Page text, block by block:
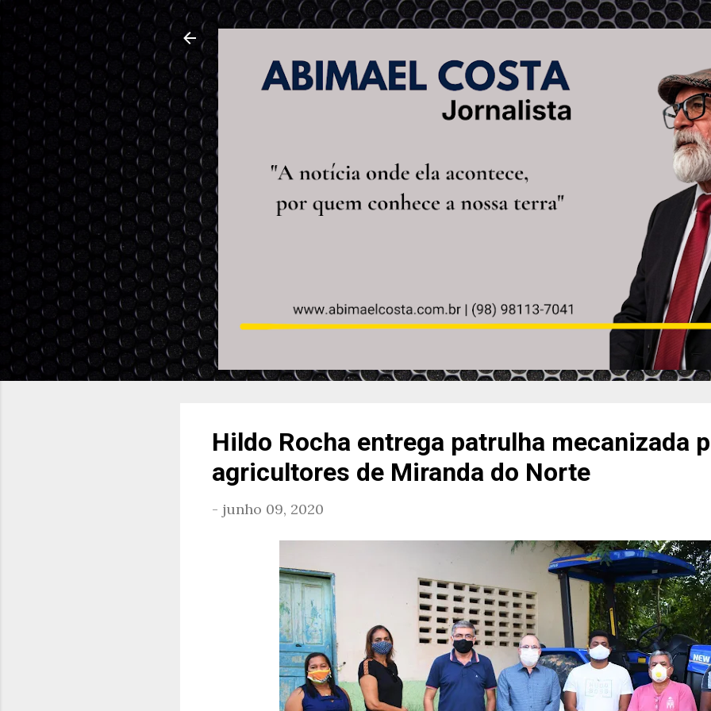
Pular para o conteúdo principal
Hildo Rocha entrega patrulha mecanizada
agricultores de Miranda do Norte
- junho 09, 2020